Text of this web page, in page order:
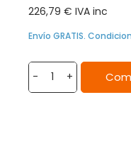
226,79 € IVA inc
Envío GRATIS.
- +